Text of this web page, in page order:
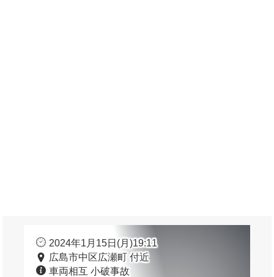
2024年1月15日(月)19:11
広島市中区広瀬町 付近
車両相互 小破事故